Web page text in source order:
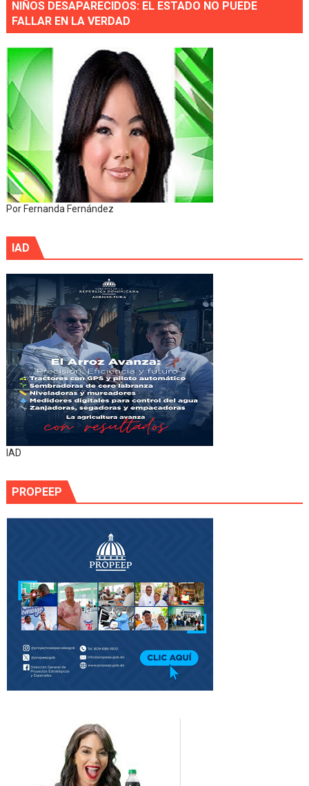
NIÑOS DESAPARECIDOS: EL ESTADO NO PUEDE
FALLAR EN LA VERDAD
Por Fernanda Fernández
IAD
IAD
PROPEEP